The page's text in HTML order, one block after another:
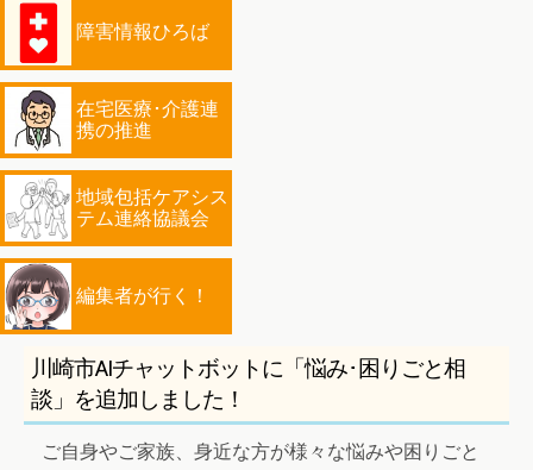
障害情報ひろば
在宅医療･介護連
携の推進
地域包括ケアシス
テム連絡協議会
編集者が行く！
川崎市AIチャットボットに「悩み･困りごと相
談」を追加しました！
ご自身やご家族、身近な方が様々な悩みや困りごと